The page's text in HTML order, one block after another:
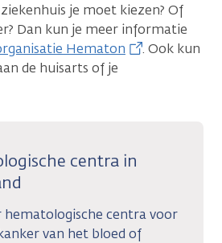
je moet kiezen? Of
Dan kun je meer informatie
Hematon
. Ook kun
de huisarts of je
centra in
centra voor
van het bloed of